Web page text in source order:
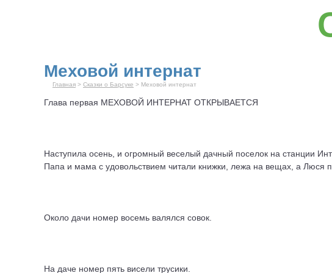
Меховой интернат
Главная > Сказки о Барсуке > Меховой интернат
Глава первая МЕХОВОЙ ИНТЕРНАТ ОТКРЫВАЕТСЯ
Наступила осень, и огромный веселый дачный поселок на станции
Папа и мама с удовольствием читали книжки, лежа на вещах, а Люся
Около дачи номер восемь валялся совок.
На даче номер пять висели трусики.